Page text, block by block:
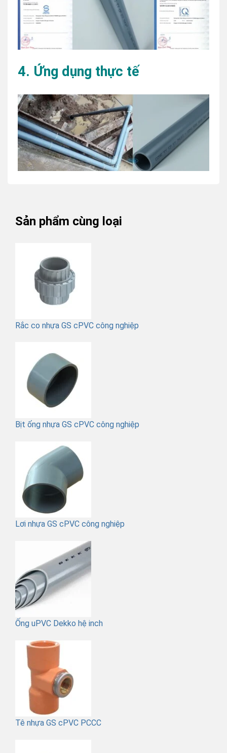
4. Ứng dụng thực tế
Sản phẩm cùng loại
Rắc co nhựa GS cPVC công nghiệp
Bịt ống nhựa GS cPVC công nghiệp
Lơi nhựa GS cPVC công nghiệp
Ống uPVC Dekko hệ inch
Tê nhựa GS cPVC PCCC